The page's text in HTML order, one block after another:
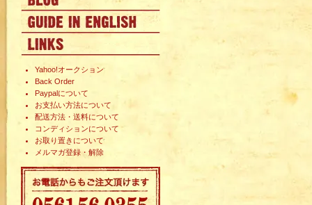
Yahoo!オークション
Back Order
Paypalについて
お支払い方法について
配送方法・送料について
コンディションについて
お取り置きについて
メルマガ登録・解除